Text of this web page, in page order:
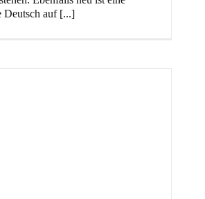
Deutsch auf [...]